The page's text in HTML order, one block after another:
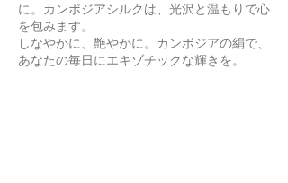
に。カンボジアシルクは、光沢と温もりで心
を包みます。
しなやかに、艶やかに。カンボジアの絹で、
あなたの毎日にエキゾチックな輝きを。